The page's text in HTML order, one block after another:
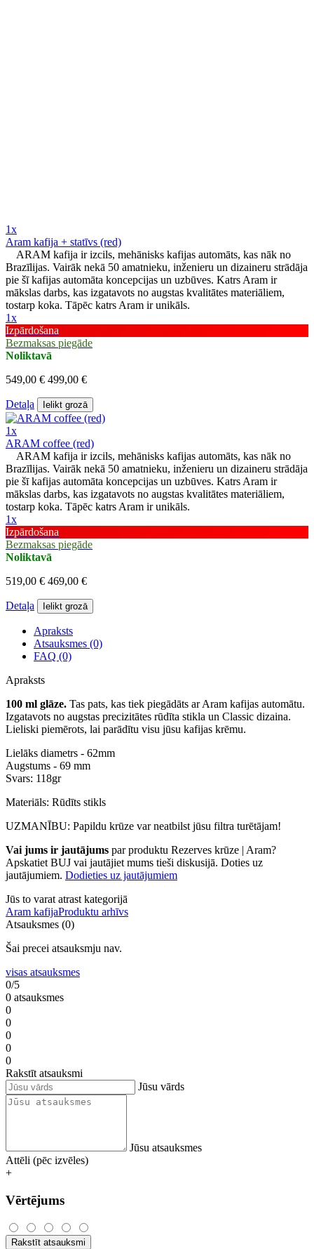
1x
Aram kafija + statīvs (red)
ARAM kafija ir izcils, mehānisks kafijas automāts, kas nāk no
Brazīlijas. Vairāk nekā 50 amatnieku, inženieru un dizaineru strādāja
pie šī kafijas automāta koncepcijas un uzbūves. Katrs Aram ir
mākslas darbs, kas izgatavots no augstas kvalitātes materiāliem,
tostarp koka. Tāpēc katrs Aram ir unikāls.
1x
Izpārdošana
Bezmaksas piegāde
Noliktavā
549,00 € 499,00 €
Detaļa Ielikt grozā
1x
ARAM coffee (red)
ARAM kafija ir izcils, mehānisks kafijas automāts, kas nāk no
Brazīlijas. Vairāk nekā 50 amatnieku, inženieru un dizaineru strādāja
pie šī kafijas automāta koncepcijas un uzbūves. Katrs Aram ir
mākslas darbs, kas izgatavots no augstas kvalitātes materiāliem,
tostarp koka. Tāpēc katrs Aram ir unikāls.
1x
Izpārdošana
Bezmaksas piegāde
Noliktavā
519,00 € 469,00 €
Detaļa Ielikt grozā
Apraksts
Atsauksmes (0)
FAQ (0)
Apraksts
100 ml glāze. Tas pats, kas tiek piegādāts ar Aram kafijas automātu.
Izgatavots no augstas precizitātes rūdīta stikla un Classic dizaina.
Lieliski piemērots, lai parādītu visu jūsu kafijas krēmu.
Lielāks diametrs - 62mm
Augstums - 69 mm
Svars: 118gr
Materiāls: Rūdīts stikls
UZMANĪBU: Papildu krūze var neatbilst jūsu filtra turētājam!
Vai jums ir jautājums par produktu Rezerves krūze | Aram?
Apskatiet BUJ vai jautājiet mums tieši diskusijā. Doties uz
jautājumiem. Dodieties uz jautājumiem
Jūs to varat atrast kategorijā
Aram kafijaProduktu arhīvs
Atsauksmes (0)
Šai precei atsauksmju nav.
visas atsauksmes
0/5
0 atsauksmes
0
0
0
0
0
Rakstīt atsauksmi
Jūsu vārds
Jūsu atsauksmes
Attēli (pēc izvēles)
+
Vērtējums
Rakstīt atsauksmi